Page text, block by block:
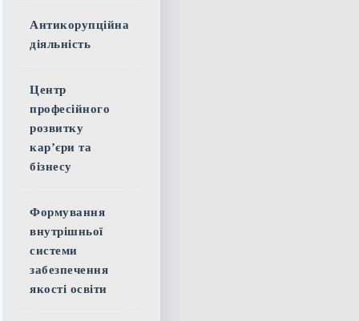
Антикорупційна
діяльність
Центр
професійного
розвитку
кар’єри та
бізнесу
Формування
внутрішньої
системи
забезпечення
якості освіти